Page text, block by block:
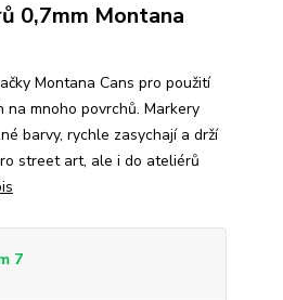
0,7mm Montana
Montana Cans pro použití
na mnoho povrchů. Markery
barvy, rychle zasychají a drží
street art, ale i do ateliérů
7